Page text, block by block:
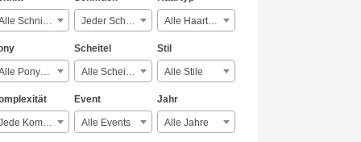
Alle Schnitte Jeder Schmuck Alle Haartypen
Alle Ponyarten
Scheitel
Alle Scheitelarten
Stil
Alle Stile
Jede Komplexität
Event
Alle Events
Jahr
Alle Jahre